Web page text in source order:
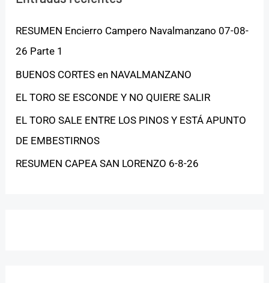
RESUMEN Encierro Campero Navalmanzano 07-08-
26 Parte 1
BUENOS CORTES en NAVALMANZANO
EL TORO SE ESCONDE Y NO QUIERE SALIR
EL TORO SALE ENTRE LOS PINOS Y ESTÁ APUNTO
DE EMBESTIRNOS
RESUMEN CAPEA SAN LORENZO 6-8-26